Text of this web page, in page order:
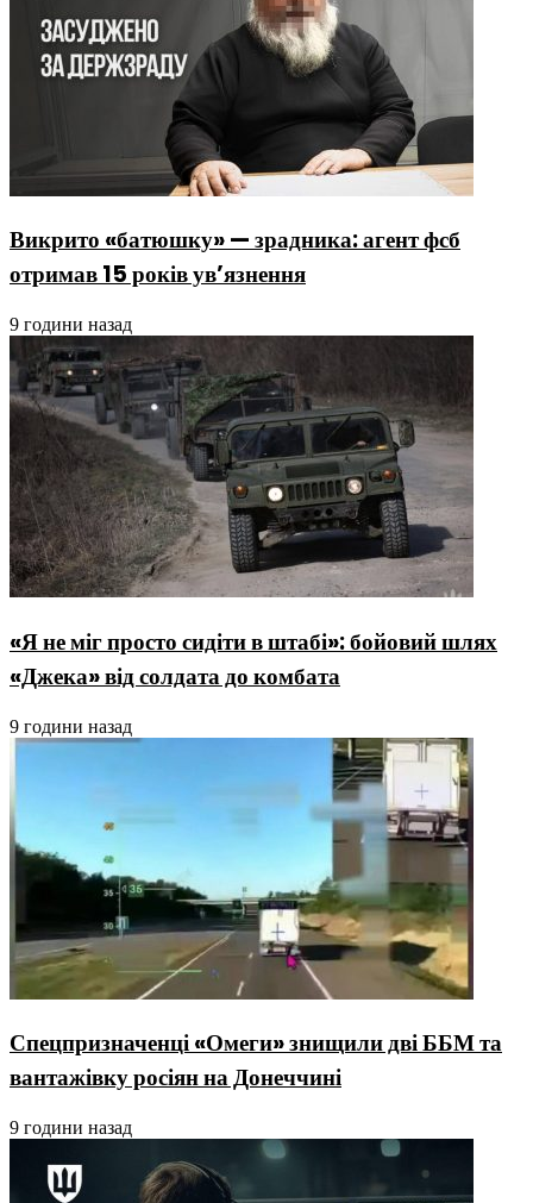
Викрито «батюшку» — зрадника: агент фсб
отримав 15 років ув’язнення
9 години назад
«Я не міг просто сидіти в штабі»: бойовий шлях
«Джека» від солдата до комбата
9 години назад
Спецпризначенці «Омеги» знищили дві ББМ та
вантажівку росіян на Донеччині
9 години назад